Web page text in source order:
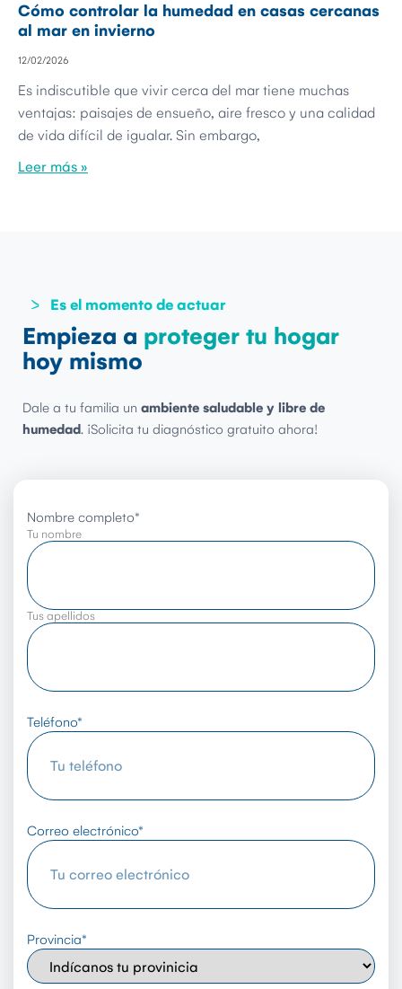
Cómo controlar la humedad en casas cercanas
al mar en invierno
12/02/2026
Es indiscutible que vivir cerca del mar tiene muchas
ventajas: paisajes de ensueño, aire fresco y una calidad
de vida difícil de igualar. Sin embargo,
Leer más »
Es el momento de actuar
Empieza a proteger tu hogar
hoy mismo
Dale a tu familia un ambiente saludable y libre de
humedad. ¡Solicita tu diagnóstico gratuito ahora!
Nombre completo*
Tu nombre
Tus apellidos
Teléfono*
Correo electrónico*
Provincia*